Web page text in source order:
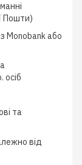
Пошти)
Monobank або
та
від